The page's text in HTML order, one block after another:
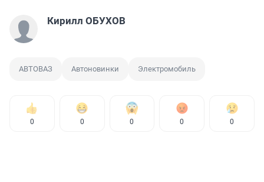
Кирилл ОБУХОВ
АВТОВАЗ Автоновинки Электромобиль
0 0 0 0 0